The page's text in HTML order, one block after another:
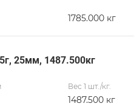
1785.000 кг
25мм, 1487.500кг
Вес 1 шт./кг.
1487.500 кг